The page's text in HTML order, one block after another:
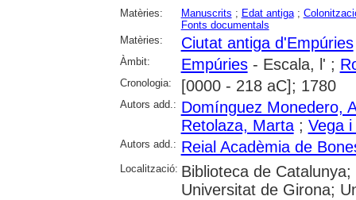
Matèries: Manuscrits ; Edat antiga;
Fonts documentals
Matèries:
Ciutat antiga d'Empúries
Àmbit: Empúries- Escala, l' ;
Cronologia: [0000 - 218 aC]; 1780
Autors add.: Domínguez Monedero,
Retolaza, Marta; Vega
Autors add.: Reial Acadèmia de
Localització: Biblioteca de
Universitat de Girona;